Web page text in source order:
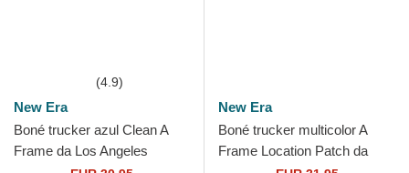
(4.9)
New Era
Boné trucker azul Clean A
Frame da Los Angeles
New Era
Boné trucker multicolor A
Frame Location Patch da